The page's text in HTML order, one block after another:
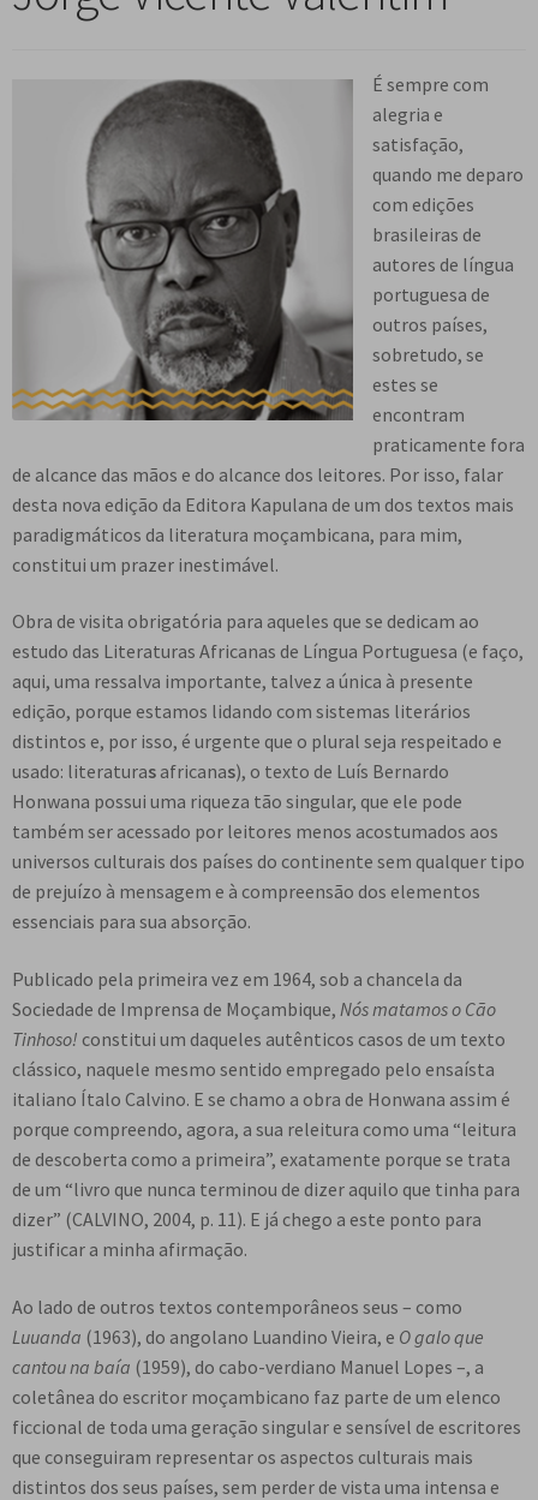
n
m
u
d
n
i
m
e
n
u
d
e
s
c
e
n
d
e
n
t
e
r
m
e
n
u
d
e
s
c
e
n
d
e
n
t
n
d
i
r
m
e
n
u
d
e
s
c
e
n
d
e
e
É sempre com
alegria e
satisfação,
quando me deparo
com edições
brasileiras de
autores de língua
portuguesa de
outros países,
sobretudo, se
estes se
encontram
praticamente fora
de alcance das mãos e do alcance dos leitores. Por isso, falar
desta nova edição da Editora Kapulana de um dos textos mais
paradigmáticos da literatura moçambicana, para mim,
constitui um prazer inestimável.
Obra de visita obrigatória para aqueles que se dedicam ao
estudo das Literaturas Africanas de Língua Portuguesa (e faço,
aqui, uma ressalva importante, talvez a única à presente
edição, porque estamos lidando com sistemas literários
distintos e, por isso, é urgente que o plural seja respeitado e
usado: literaturas africanas), o texto de Luís Bernardo
Honwana possui uma riqueza tão singular, que ele pode
também ser acessado por leitores menos acostumados aos
universos culturais dos países do continente sem qualquer tipo
de prejuízo à mensagem e à compreensão dos elementos
essenciais para sua absorção.
Publicado pela primeira vez em 1964, sob a chancela da
Sociedade de Imprensa de Moçambique, Nós matamos o Cão
Tinhoso! constitui um daqueles autênticos casos de um texto
clássico, naquele mesmo sentido empregado pelo ensaísta
italiano Ítalo Calvino. E se chamo a obra de Honwana assim é
porque compreendo, agora, a sua releitura como uma “leitura
de descoberta como a primeira”, exatamente porque se trata
de um “livro que nunca terminou de dizer aquilo que tinha para
dizer” (CALVINO, 2004, p. 11). E já chego a este ponto para
justificar a minha afirmação.
Ao lado de outros textos contemporâneos seus – como
Luuanda (1963), do angolano Luandino Vieira, e O galo que
cantou na baía (1959), do cabo-verdiano Manuel Lopes –, a
coletânea do escritor moçambicano faz parte de um elenco
ficcional de toda uma geração singular e sensível de escritores
que conseguiram representar os aspectos culturais mais
distintos dos seus países, sem perder de vista uma intensa e